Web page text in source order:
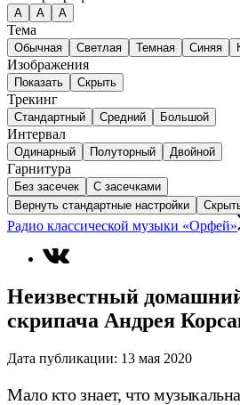
А A A
Тема
Обычная Светлая Темная Синяя
Изображения
Показать Скрыть
Трекинг
Стандартный Средний Большой
Интервал
Одинарный Полуторный Двойной
Гарнитура
Без засечек
С засечками
Вернуть стандартные настройки
Радио классической музыки «Орфей»
Неизвестный
скрипача Андрея
Дата публикации: 13 мая 2020
Мало кто знает, что